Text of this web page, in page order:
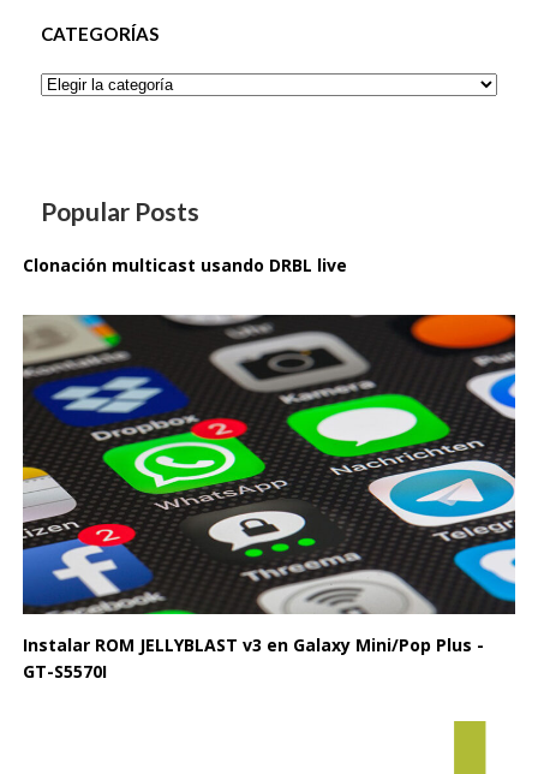
CATEGORÍAS
Categorías
Popular Posts
Clonación multicast usando DRBL live
Instalar ROM JELLYBLAST v3 en Galaxy Mini/Pop Plus -
GT-S5570I